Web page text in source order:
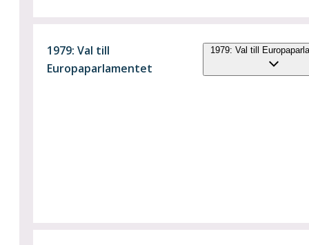
1979: Val till
Europaparlamentet
1979: Val till